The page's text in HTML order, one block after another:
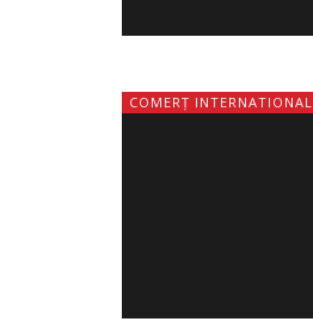
COMERȚ INTERNATIONAL